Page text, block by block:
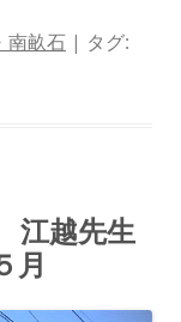
南畝石 | タグ:
江越先生
月